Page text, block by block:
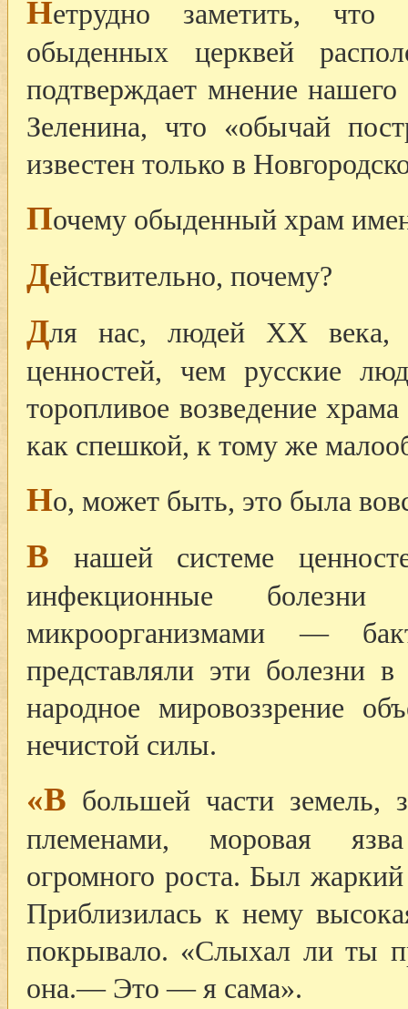
Нетрудно заметить, что
обыденных церквей
подтверждает мнение
Зеленина, что «обычай
известен только в
Почему обыденный храм
Действительно, почему?
Для нас, людей XX века,
ценностей, чем русские
торопливое возведение
как спешкой, к тому же
Но, может быть, это была
В нашей системе
инфекционные болезни
микроорганизмами —
представляли эти болезни
народное мировоззрение
нечистой силы.
«В большей части земель,
племенами, моровая
огромного роста. Был
Приблизилась к нему
покрывало. «Слыхал ли ты
она.— Это — я сама».